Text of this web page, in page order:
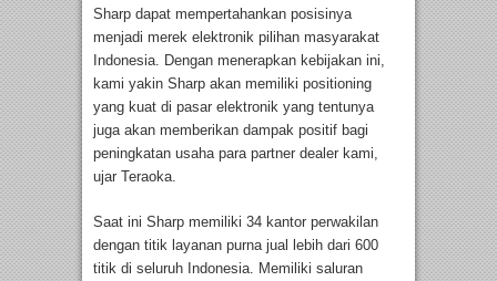
Sharp dapat mempertahankan posisinya
menjadi merek elektronik pilihan masyarakat
Indonesia. Dengan menerapkan kebijakan ini,
kami yakin Sharp akan memiliki positioning
yang kuat di pasar elektronik yang tentunya
juga akan memberikan dampak positif bagi
peningkatan usaha para partner dealer kami,
ujar Teraoka.
Saat ini Sharp memiliki 34 kantor perwakilan
dengan titik layanan purna jual lebih dari 600
titik di seluruh Indonesia. Memiliki saluran